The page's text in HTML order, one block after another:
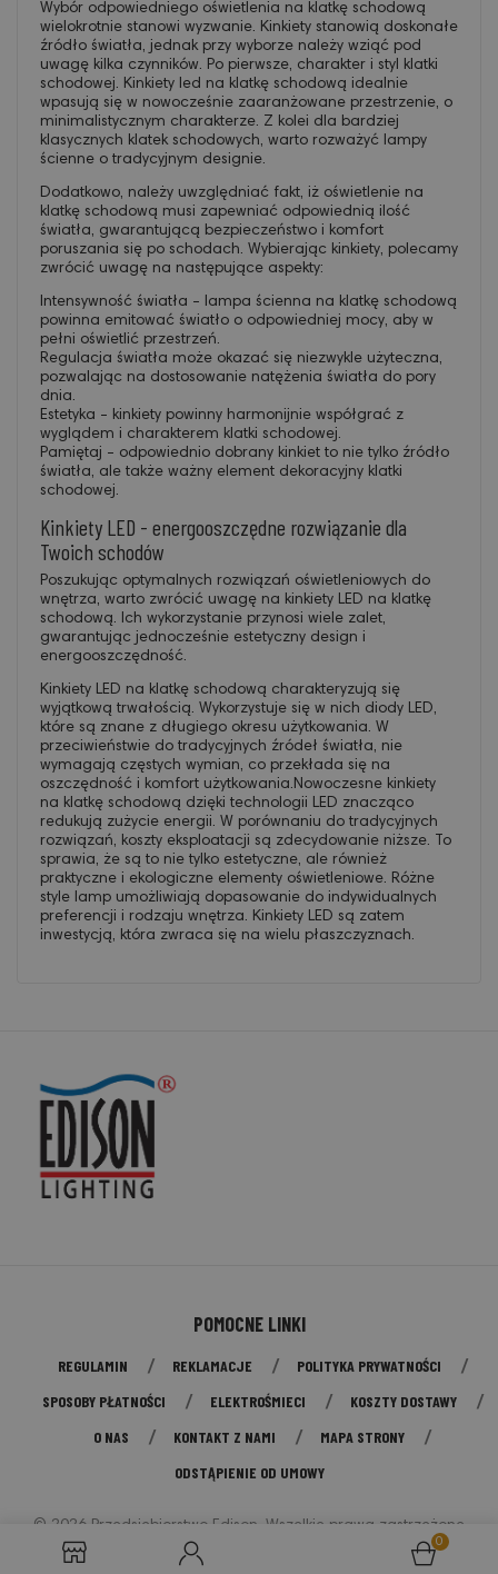
0
Wybór odpowiedniego oświetlenia na klatkę schodową
wielokrotnie stanowi wyzwanie. Kinkiety stanowią doskonałe
źródło światła, jednak przy wyborze należy wziąć pod
uwagę kilka czynników. Po pierwsze, charakter i styl klatki
schodowej. Kinkiety led na klatkę schodową idealnie
wpasują się w nowocześnie zaaranżowane przestrzenie, o
minimalistycznym charakterze. Z kolei dla bardziej
klasycznych klatek schodowych, warto rozważyć lampy
ścienne o tradycyjnym designie.
Dodatkowo, należy uwzględniać fakt, iż oświetlenie na
klatkę schodową musi zapewniać odpowiednią ilość
światła, gwarantującą bezpieczeństwo i komfort
poruszania się po schodach. Wybierając kinkiety, polecamy
zwrócić uwagę na następujące aspekty:
Intensywność światła - lampa ścienna na klatkę schodową
powinna emitować światło o odpowiedniej mocy, aby w
pełni oświetlić przestrzeń.
Regulacja światła może okazać się niezwykle użyteczna,
pozwalając na dostosowanie natężenia światła do pory
dnia.
Estetyka - kinkiety powinny harmonijnie współgrać z
wyglądem i charakterem klatki schodowej.
Pamiętaj - odpowiednio dobrany kinkiet to nie tylko źródło
światła, ale także ważny element dekoracyjny klatki
schodowej.
Kinkiety LED - energooszczędne rozwiązanie dla
Twoich schodów
Poszukując optymalnych rozwiązań oświetleniowych do
wnętrza, warto zwrócić uwagę na kinkiety LED na klatkę
schodową. Ich wykorzystanie przynosi wiele zalet,
gwarantując jednocześnie estetyczny design i
energooszczędność.
Kinkiety LED na klatkę schodową charakteryzują się
wyjątkową trwałością. Wykorzystuje się w nich diody LED,
które są znane z długiego okresu użytkowania. W
przeciwieństwie do tradycyjnych źródeł światła, nie
wymagają częstych wymian, co przekłada się na
oszczędność i komfort użytkowania.Nowoczesne kinkiety
na klatkę schodową dzięki technologii LED znacząco
redukują zużycie energii. W porównaniu do tradycyjnych
rozwiązań, koszty eksploatacji są zdecydowanie niższe. To
sprawia, że są to nie tylko estetyczne, ale również
praktyczne i ekologiczne elementy oświetleniowe. Różne
style lamp umożliwiają dopasowanie do indywidualnych
preferencji i rodzaju wnętrza. Kinkiety LED są zatem
inwestycją, która zwraca się na wielu płaszczyznach.
POMOCNE LINKI
REGULAMIN REKLAMACJE
POLITYKA PRYWATNOŚCI
SPOSOBY PŁATNOŚCI
ELEKTROŚMIECI
KOSZTY DOSTAWY
O NAS
KONTAKT Z NAMI
MAPA STRONY
ODSTĄPIENIE OD UMOWY
© 2026 Przedsiębiorstwo Edison. Wszelkie prawa zastrzeżone